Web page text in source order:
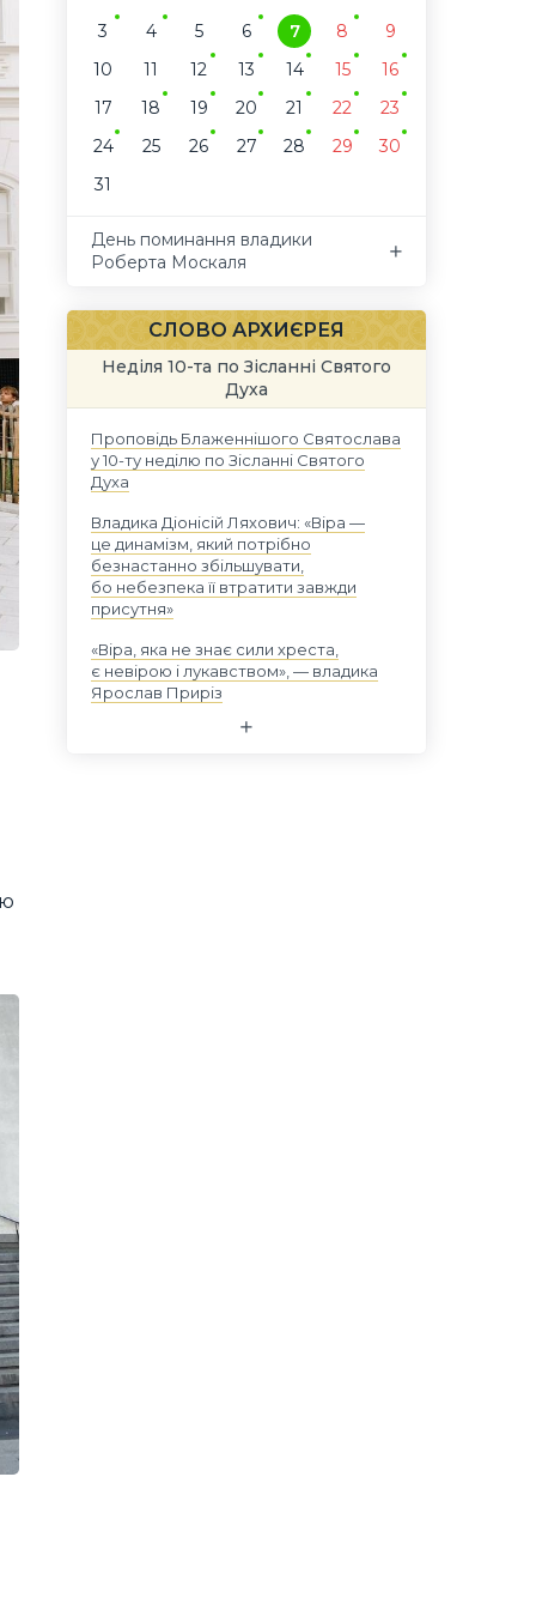
3
4 5 6 7 8
9
10
11 12 13 14 15
16
17
18 19 20 21 22
23
24
25 26 27 28 29
30
31
День поминання владики
Роберта Москаля
СЛОВО АРХИЄРЕЯ
Неділя 10-та по Зісланні Святого
Духа
Проповідь Блаженнішого Святослава
у 10-ту неділю по Зісланні Святого
Духа
Владика Діонісій Ляхович: «Віра —
це динамізм, який потрібно
безнастанно збільшувати,
бо небезпека її втратити завжди
присутня»
«Віра, яка не знає сили хреста,
є невірою і лукавством», — владика
Ярослав Приріз